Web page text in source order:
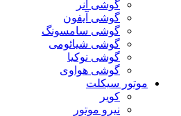
گوشی آنر
گوشی آیفون
گوشی سامسونگ
گوشی شیائومی
گوشی نوکیا
گوشی هواوی
موتور سیکلت
کویر
نیرو موتور